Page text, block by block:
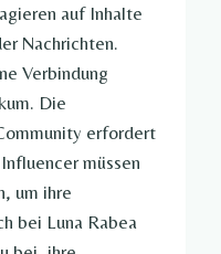
auf Inhalte
Nachrichten.
Verbindung
Die
erfordert
müssen
um ihre
bei Luna Rabea